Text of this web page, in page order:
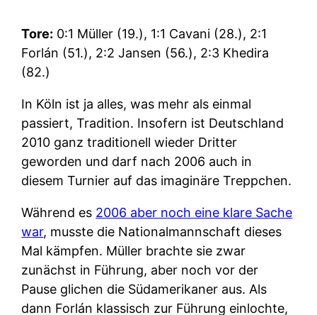
Tore: 0:1 Müller (19.), 1:1 Cavani (28.), 2:1
Forlán (51.), 2:2 Jansen (56.), 2:3 Khedira
(82.)
In Köln ist ja alles, was mehr als einmal
passiert, Tradition. Insofern ist Deutschland
2010 ganz traditionell wieder Dritter
geworden und darf nach 2006 auch in
diesem Turnier auf das imaginäre Treppchen.
Während es 2006 aber noch eine klare Sache
war, musste die Nationalmannschaft dieses
Mal kämpfen. Müller brachte sie zwar
zunächst in Führung, aber noch vor der
Pause glichen die Südamerikaner aus. Als
dann Forlán klassisch zur Führung einlochte,